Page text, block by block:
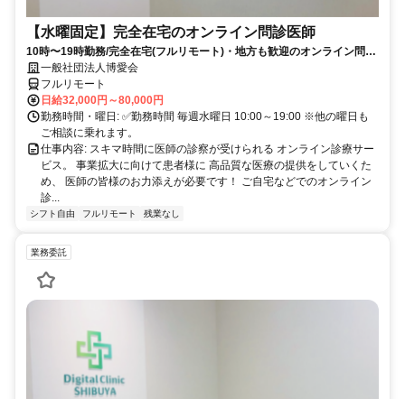
【水曜固定】完全在宅のオンライン問診医師
10時〜19時勤務/完全在宅(フルリモート)・地方も歓迎のオンライン問診
業務一般社団法人博愛会
フルリモート
日給32,000円～80,000円
勤務時間・曜日: ✅勤務時間 毎週水曜日 10:00～19:00 ※他の曜日も
ご相談に乗れます。
仕事内容: スキマ時間に医師の診察が受けられる オンライン診療サー
ビス。 事業拡大に向けて患者様に 高品質な医療の提供をしていくた
め、 医師の皆様のお力添えが必要です！ ご自宅などでのオンライン
診...
シフト自由 フルリモート 残業なし
業務委託